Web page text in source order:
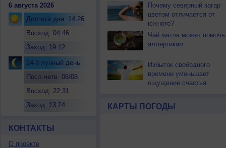
6 августа 2026
Долгота дня: 14:26
Восход: 04:46
Заход: 19:12
24-й лунный день
Посл.четв. 06/08
Восход: 22:31
Заход: 13:24
КОНТАКТЫ
О проекте
Почему северный загар
цветом отличается от
южного?
Чай матча может помочь
аллергикам
Избыток свободного
времени уменьшает
ощущение счастья
КАРТЫ ПОГОДЫ